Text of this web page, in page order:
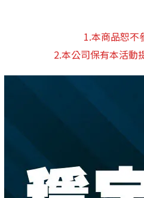
1.本商品恕不
2.本公司保有本活動